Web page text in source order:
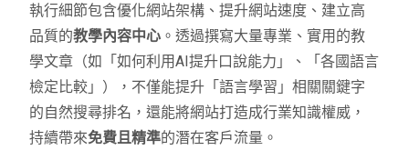
執行細節包含優化網站架構、提升網站速度、建立高
品質的教學內容中心 。透過撰寫大量專業、實用的教
學文章（如「如何利用AI提升口說能力」、「各國語言
檢定比較」），不僅能提升「語言學習」相關關鍵字
的自然搜尋排名，還能將網站打造成行業知識權威，
持續帶來免費且精準的潛在客戶流量。